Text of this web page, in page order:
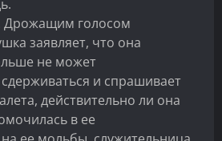
Дрожащим голосом
заявляет, что она
не может
и спрашивает
действительно ли она
в ее